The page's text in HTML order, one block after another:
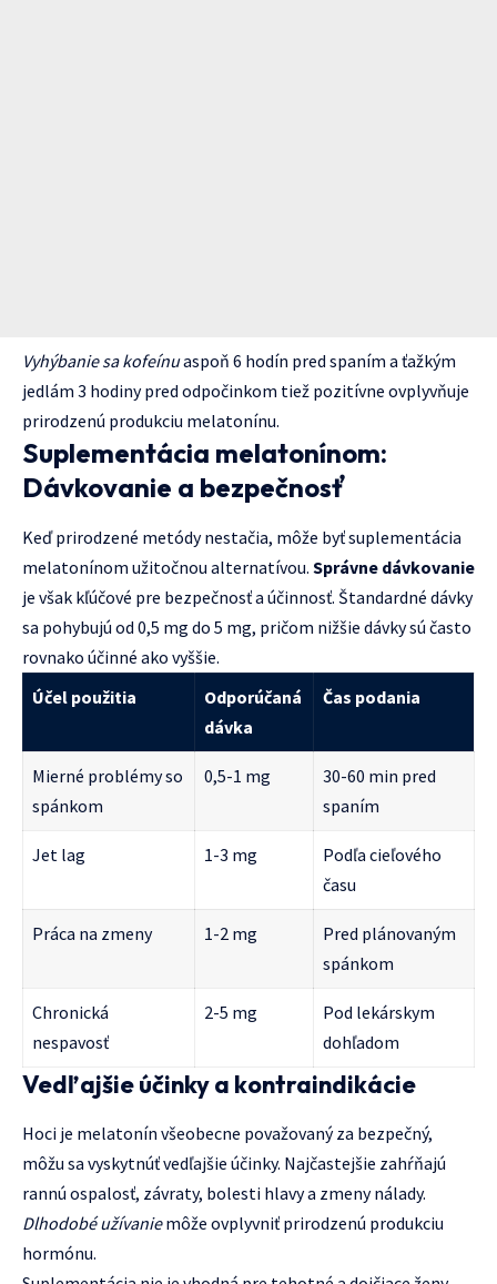
Vyhýbanie sa kofeínuaspoň 6 hodín pred spaním a ťažkým
jedlám 3 hodiny pred odpočinkom tiež pozitívne ovplyvňuje
prirodzenú produkciu melatonínu.
Suplementácia melatonínom:
Dávkovanie a bezpečnosť
Keď prirodzené metódy nestačia, môže byť suplementácia
melatonínom užitočnou alternatívou. Správne dávkovanie
je však kľúčové pre bezpečnosť a účinnosť. Štandardné dávky
sa pohybujú od 0,5 mg do 5 mg, pričom nižšie dávky sú často
rovnako účinné ako vyššie.
Účel použitia
Odporúčaná
dávka
Čas podania
Mierné problémy so
spánkom
0,5-1 mg
30-60 min pred
spaním
Jet lag 1-3 mg
Podľa cieľového
času
Práca na zmeny 1-2 mg
Pred plánovaným
spánkom
Chronická
nespavosť
2-5 mg
Pod lekárskym
dohľadom
Vedľajšie účinky a kontraindikácie
Hoci je melatonín všeobecne považovaný za bezpečný,
môžu sa vyskytnúť vedľajšie účinky. Najčastejšie zahŕňajú
rannú ospalosť, závraty, bolesti hlavy a zmeny nálady.
Dlhodobé užívaniemôže ovplyvniť prirodzenú produkciu
hormónu.